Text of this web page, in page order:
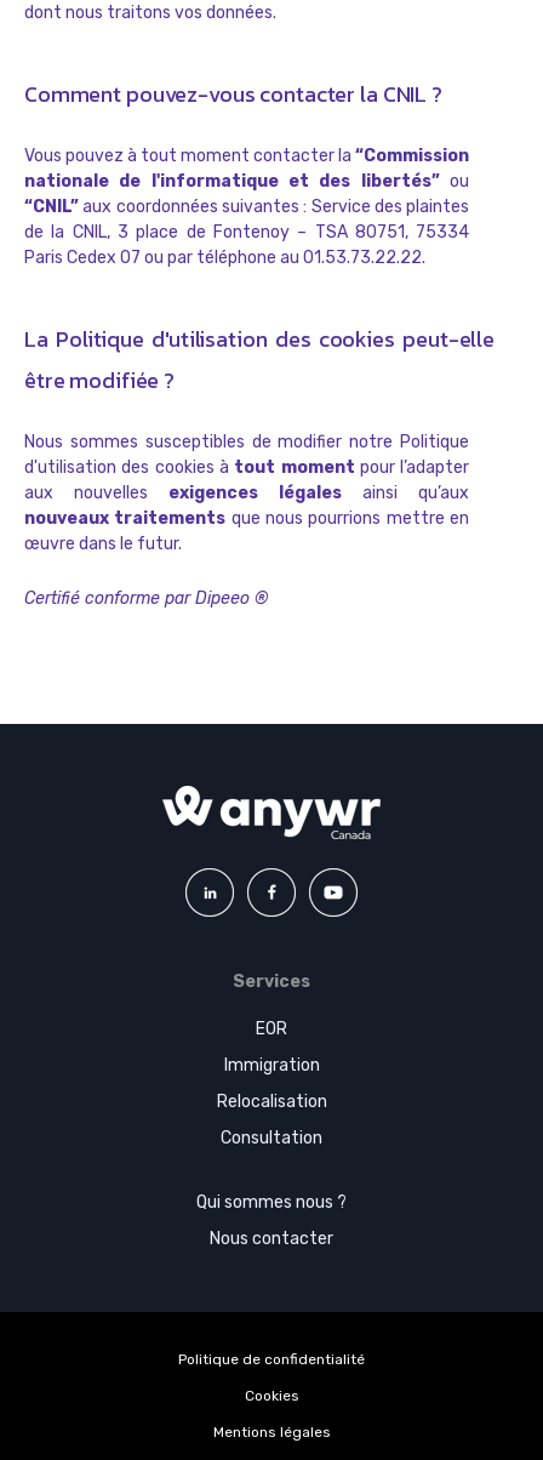
dont nous traitons vos données.
Comment pouvez-vous contacter la CNIL ?
Vous pouvez à tout moment contacter la“Commission
nationale de l'informatique et des libertés”ou
“CNIL”aux coordonnées suivantes : Service des plaintes
de la CNIL, 3 place de Fontenoy – TSA 80751, 75334
Paris Cedex 07 ou par téléphone au 01.53.73.22.22.
La Politique d'utilisation des cookies peut-elle
être modifiée ?
Nous sommes susceptibles de modifier notre Politique
d'utilisation des cookies à tout moment pour l’adapter
aux nouvelles exigences légales ainsi qu’aux
nouveaux traitements que nous pourrions mettre en
œuvre dans le futur.
Certifié conforme par Dipeeo ®
Services
EOR
Immigration
Relocalisation
Consultation
Qui sommes nous ?
Nous contacter
Politique de confidentialité
Cookies
Mentions légales